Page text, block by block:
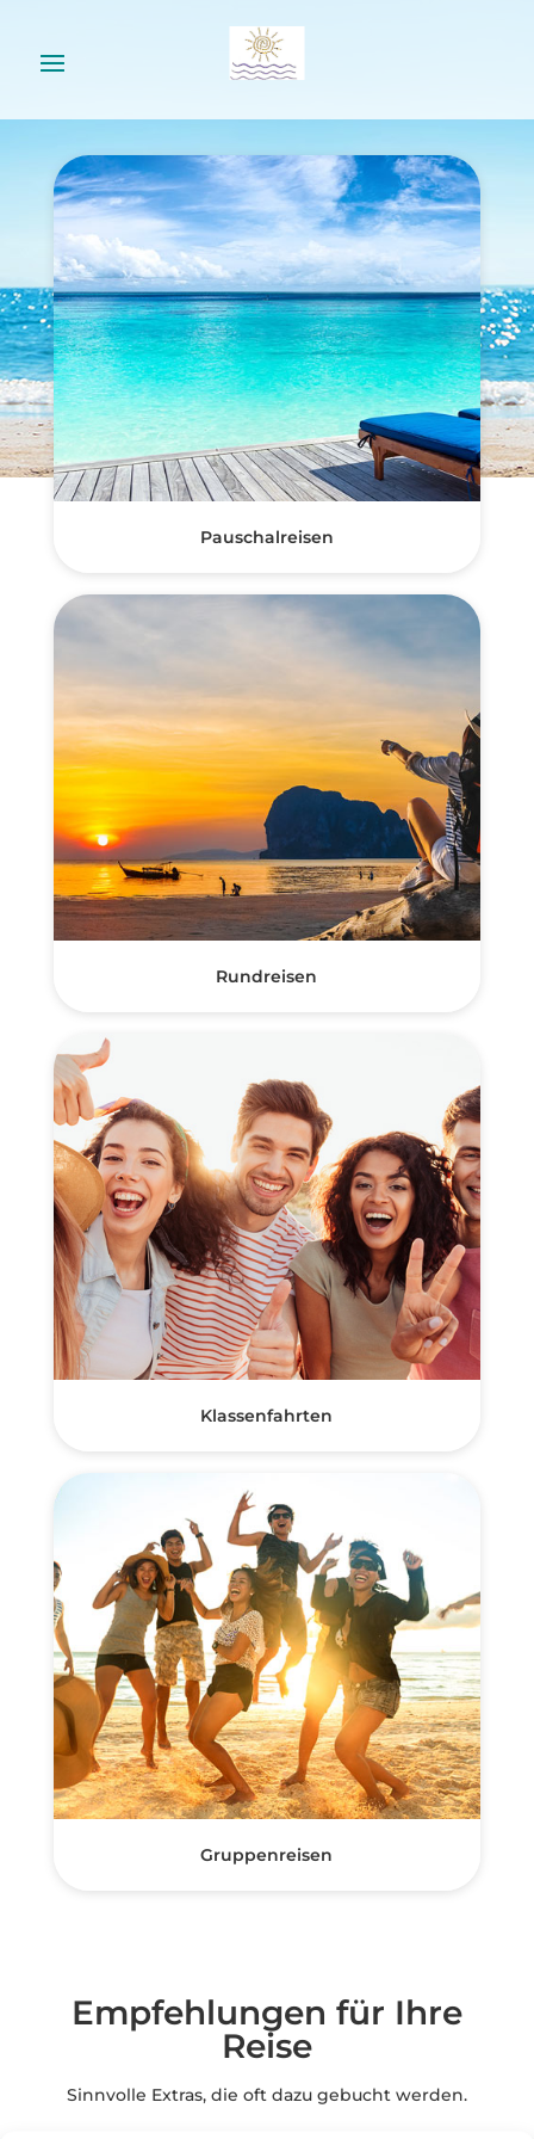
Pauschalreisen
Rundreisen
Klassenfahrten
Gruppenreisen
Empfehlungen für Ihre
Reise
Sinnvolle Extras, die oft dazu gebucht werden.